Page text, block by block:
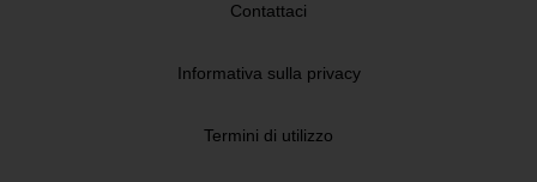
Contattaci
Informativa sulla privacy
Termini di utilizzo